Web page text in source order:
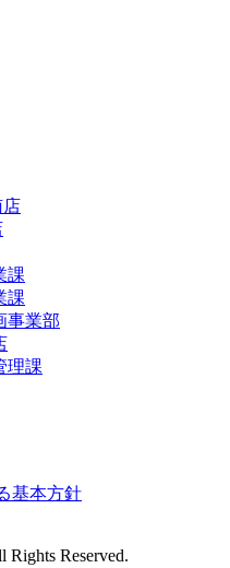
店
課
課
事業部
理課
基本方針
Reserved.